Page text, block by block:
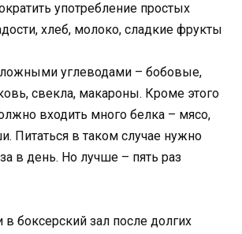
употребление простых
хлеб, молоко, сладкие фрукты
углеводами – бобовые,
свекла, макароны. Кроме этого
входить много белка – мясо,
Питаться в таком случае нужно
в день. Но лучше – пять раз
боксерский зал после долгих